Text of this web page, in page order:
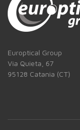
Europtical Group
Via Quieta, 67
95128 Catania (CT)